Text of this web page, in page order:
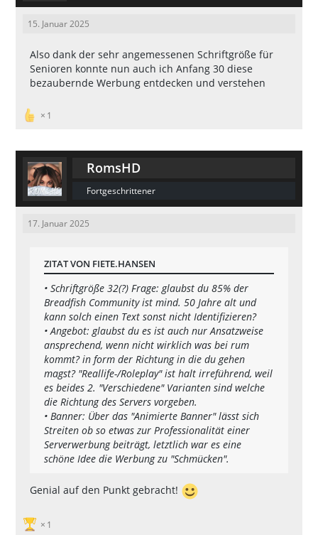
15. Januar 2025
Also dank der sehr angemessenen Schriftgröße für
Senioren konnte nun auch ich Anfang 30 diese
bezaubernde Werbung entdecken und verstehen
1
RomsHD
Fortgeschrittener
17. Januar 2025
ZITAT VON FIETE.HANSEN
• Schriftgröße 32(?) Frage: glaubst du 85% der
Breadfish Community ist mind. 50 Jahre alt und
kann solch einen Text sonst nicht Identifizieren?
• Angebot: glaubst du es ist auch nur Ansatzweise
ansprechend, wenn nicht wirklich was bei rum
kommt? in form der Richtung in die du gehen
magst? "Reallife-/Roleplay" ist halt irreführend, weil
es beides 2. "Verschiedene" Varianten sind welche
die Richtung des Servers vorgeben.
• Banner: Über das "Animierte Banner" lässt sich
Streiten ob so etwas zur Professionalität einer
Serverwerbung beiträgt, letztlich war es eine
schöne Idee die Werbung zu "Schmücken".
Genial auf den Punkt gebracht!
1